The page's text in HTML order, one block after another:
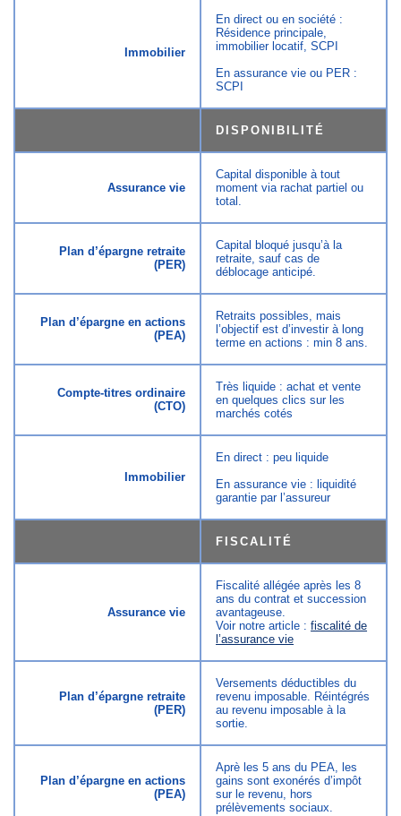
Immobilier
En direct ou en société :
Résidence principale,
immobilier locatif, SCPI
En assurance vie ou PER :
SCPI
DISPONIBILITÉ
Assurance vie
Capital disponible à tout
moment via rachat partiel ou
total.
Plan d’épargne retraite
(PER)
Capital bloqué jusqu’à la
retraite, sauf cas de
déblocage anticipé.
Plan d’épargne en actions
(PEA)
Retraits possibles, mais
l’objectif est d’investir à long
terme en actions : min 8 ans.
Compte-titres ordinaire
(CTO)
Très liquide : achat et vente
en quelques clics sur les
marchés cotés
Immobilier
En direct : peu liquide
En assurance vie : liquidité
garantie par l’assureur
FISCALITÉ
Assurance vie
Fiscalité allégée après les 8
ans du contrat et succession
avantageuse.
Voir notre article :fiscalité de
l’assurance vie
Plan d’épargne retraite
(PER)
Versements déductibles du
revenu imposable. Réintégrés
au revenu imposable à la
sortie.
Plan d’épargne en actions
(PEA)
Aprè les 5 ans du PEA, les
gains sont exonérés d’impôt
sur le revenu, hors
prélèvements sociaux.